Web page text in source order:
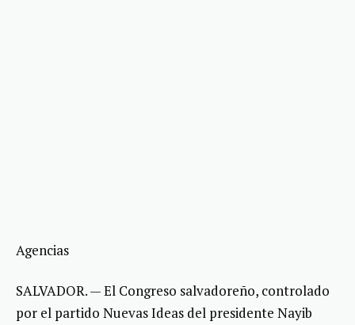
Agencias
SALVADOR. — El Congreso salvadoreño, controlado
por el partido Nuevas Ideas del presidente Nayib